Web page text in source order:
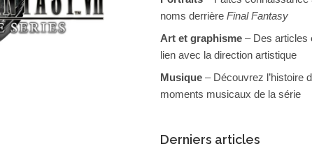
noms derrière Final Fantasy
Art et graphisme– Des articles
lien avec la direction artistique
Musique– Découvrez l’histoire
moments musicaux de la série
Derniers articles